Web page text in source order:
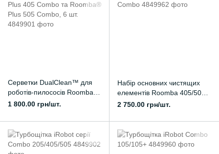
Серветки DualClean™ для
роботів-пилососів Roomba®
Plus 405 Combo та Roomba®
1 800.00 грн/шт.
Набір основних чистящих
елементів Roomba 405/505
Combo
2 750.00 грн/шт.